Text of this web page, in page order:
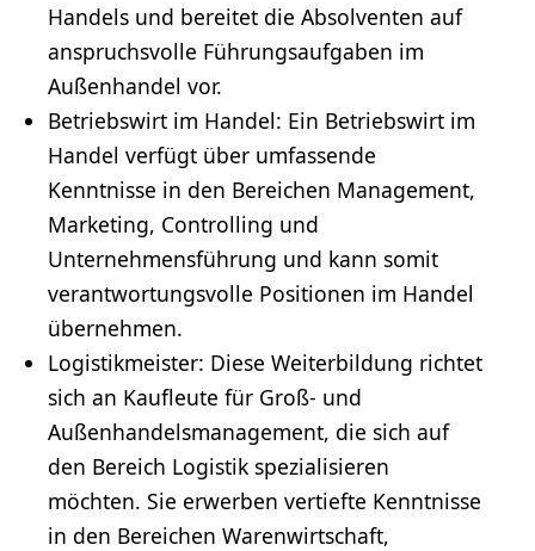
Handels und bereitet die Absolventen auf
anspruchsvolle Führungsaufgaben im
Außenhandel vor.
Betriebswirt im Handel: Ein Betriebswirt im
Handel verfügt über umfassende
Kenntnisse in den Bereichen Management,
Marketing, Controlling und
Unternehmensführung und kann somit
verantwortungsvolle Positionen im Handel
übernehmen.
Logistikmeister: Diese Weiterbildung richtet
sich an Kaufleute für Groß- und
Außenhandelsmanagement, die sich auf
den Bereich Logistik spezialisieren
möchten. Sie erwerben vertiefte Kenntnisse
in den Bereichen Warenwirtschaft,